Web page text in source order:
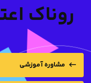
روناک
مشاوره آموزشی